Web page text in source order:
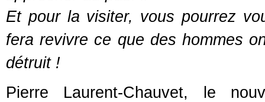
Et pour la visiter, vous pourrez
fera revivre ce que des hommes
détruit !
Pierre Laurent-Chauvet, le